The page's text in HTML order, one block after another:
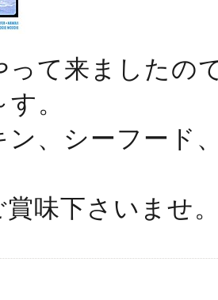
って来ましたの
。
ン、シーフード
味下さいませ。